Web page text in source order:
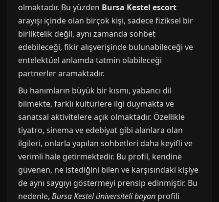
olmaktadır. Bu yüzden Bursa Kestel escort
arayışı içinde olan birçok kişi, sadece fiziksel bir
birliktelik değil, aynı zamanda sohbet
edebileceği, fikir alışverişinde bulunabileceği ve
entelektüel anlamda tatmin olabileceği
partnerler aramaktadır.
Bu hanımların büyük bir kısmı, yabancı dil
bilmekte, farklı kültürlere ilgi duymakta ve
sanatsal aktivitelere açık olmaktadır. Özellikle
tiyatro, sinema ve edebiyat gibi alanlara olan
ilgileri, onlarla yapılan sohbetleri daha keyifli ve
verimli hale getirmektedir. Bu profil, kendine
güvenen, ne istediğini bilen ve karşısındaki kişiye
de aynı saygıyı göstermeyi prensip edinmiştir. Bu
nedenle, Bursa Kestel üniversiteli bayan profili